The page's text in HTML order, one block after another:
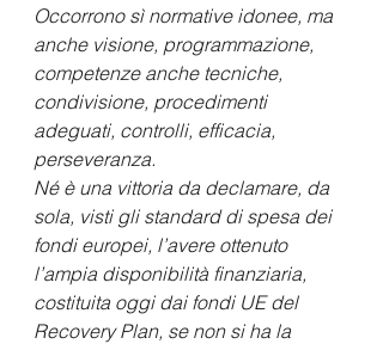
Occorrono sì normative idonee, ma
anche visione, programmazione,
competenze anche tecniche,
condivisione, procedimenti
adeguati, controlli, efficacia,
perseveranza.
Né è una vittoria da declamare, da
sola, visti gli standard di spesa dei
fondi europei, l’avere ottenuto
l’ampia disponibilità finanziaria,
costituita oggi dai fondi UE del
Recovery Plan, se non si ha la